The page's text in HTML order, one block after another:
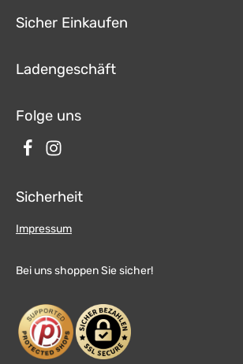
Sicher Einkaufen
Ladengeschäft
Folge uns
Sicherheit
Impressum
Bei uns shoppen Sie sicher!